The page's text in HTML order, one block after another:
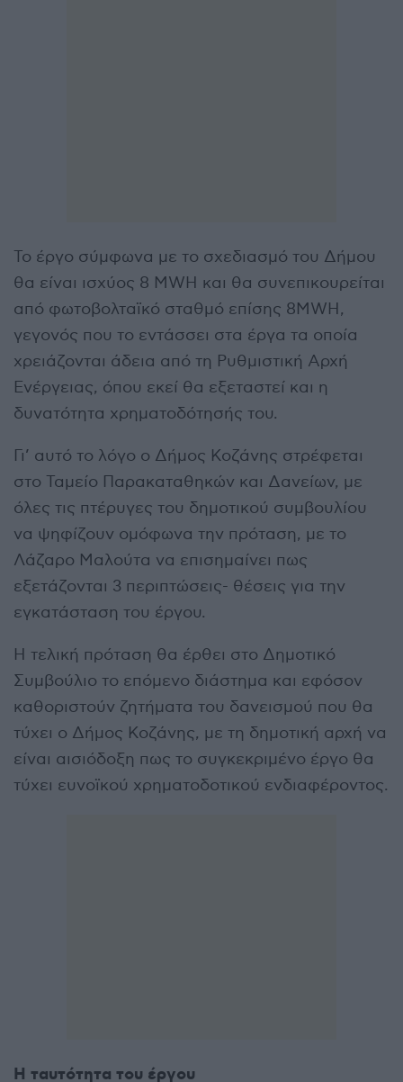
Το έργο σύμφωνα με το σχεδιασμό του Δήμου
θα είναι ισχύος 8 MWH και θα συνεπικουρείται
από φωτοβολταϊκό σταθμό επίσης 8MWH,
γεγονός που το εντάσσει στα έργα τα οποία
χρειάζονται άδεια από τη Ρυθμιστική Αρχή
Ενέργειας, όπου εκεί θα εξεταστεί και η
δυνατότητα χρηματοδότησής του.
Γι’ αυτό το λόγο ο Δήμος Κοζάνης στρέφεται
στο Ταμείο Παρακαταθηκών και Δανείων, με
όλες τις πτέρυγες του δημοτικού συμβουλίου
να ψηφίζουν ομόφωνα την πρόταση, με το
Λάζαρο Μαλούτα να επισημαίνει πως
εξετάζονται 3 περιπτώσεις- θέσεις για την
εγκατάσταση του έργου.
Η τελική πρόταση θα έρθει στο Δημοτικό
Συμβούλιο το επόμενο διάστημα και εφόσον
καθοριστούν ζητήματα του δανεισμού που θα
τύχει ο Δήμος Κοζάνης, με τη δημοτική αρχή να
είναι αισιόδοξη πως το συγκεκριμένο έργο θα
τύχει ευνοϊκού χρηματοδοτικού ενδιαφέροντος.
Η ταυτότητα του έργου